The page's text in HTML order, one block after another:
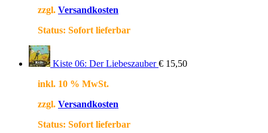
zzgl. Versandkosten
Status: Sofort lieferbar
Kiste 06: Der Liebeszauber € 15,50
inkl. 10 % MwSt.
zzgl. Versandkosten
Status: Sofort lieferbar